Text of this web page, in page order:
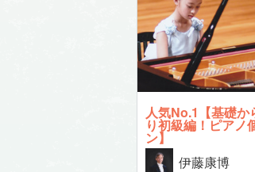
人気No.1【基礎か
り初級編！ピアノ
ン】
伊藤康博